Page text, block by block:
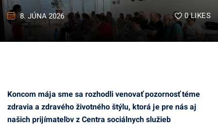
8. JÚNA 2026 0LIKES
Koncom mája sme sa rozhodli venovať pozornosť téme
zdravia a zdravého životného štýlu, ktorá je pre nás aj
našich prijímateľov z Centra sociálnych služieb